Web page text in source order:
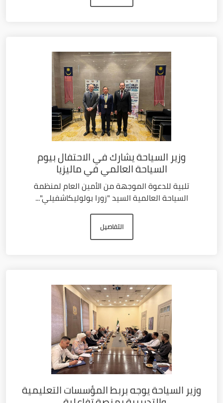
وزير السياحة يشارك في الاحتفال بيوم
السياحة العالمي في ماليزيا
تلبية للدعوة الموجهة من الأمين العام لمنظمة
السياحة العالمية السيد "زورا بولوليكاشفيلي"...
التفاصيل
وزير السياحة يوجه بربط المؤسسات التعليمية